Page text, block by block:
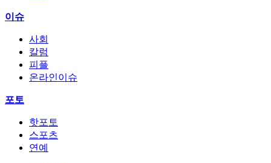
이슈
사회
칼럼
피플
온라인이슈
포토
핫포토
스포츠
연예